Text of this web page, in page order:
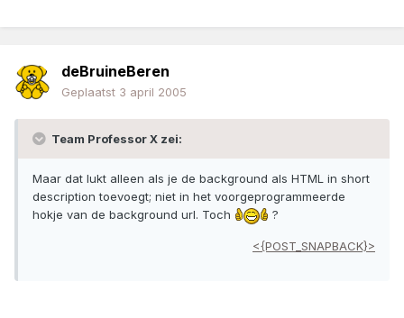
deBruineBeren
Geplaatst 3 april 2005
Team Professor X zei:
Maar dat lukt alleen als je de background als HTML in short
description toevoegt; niet in het voorgeprogrammeerde
hokje van de background url. Toch
?
<{POST_SNAPBACK}>